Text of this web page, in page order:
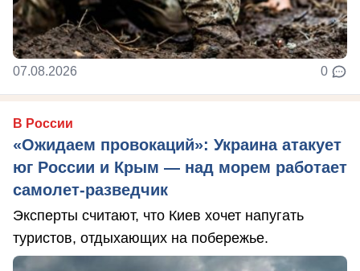
07.08.2026 0
В России
«Ожидаем провокаций»: Украина атакует
юг России и Крым — над морем работает
самолет-разведчик
Эксперты считают, что Киев хочет напугать
туристов, отдыхающих на побережье.